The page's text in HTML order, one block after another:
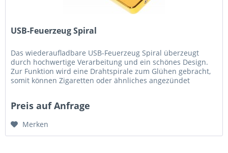
USB-Feuerzeug Spiral
Das wiederaufladbare USB-Feuerzeug Spiral überzeugt
durch hochwertige Verarbeitung und ein schönes Design.
Zur Funktion wird eine Drahtspirale zum Glühen gebracht,
somit können Zigaretten oder ähnliches angezündet
Preis auf Anfrage
Merken